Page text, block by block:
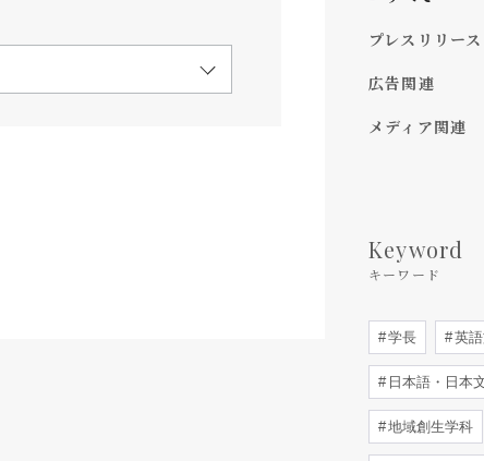
プレスリリース
広告関連
メディア関連
Keyword
キーワード
学長 英語
日本語・日本
地域創生学科